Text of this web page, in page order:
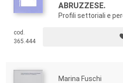
ABRUZZESE.
Profili settoriali e
cod.
365.444
Marina Fuschi